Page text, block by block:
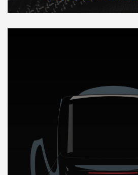
DÉCOUVREZ NOTRE IMPORTATION